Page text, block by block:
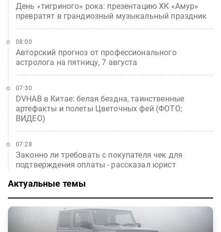
День «тигриного» рока: презентацию ХК «Амур»
превратят в грандиозный музыкальный праздник
Авторский прогноз от профессионального
астролога на пятницу, 7 августа
08:00
DVHAB в Китае: белая бездна, таинственные
артефакты и полеты Цветочных фей (ФОТО;
ВИДЕО)
07:30
Законно ли требовать с покупателя чек для
подтверждения оплаты - рассказал юрист
07:28
Актуальные темы